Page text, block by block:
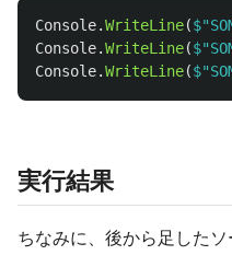
Console.WriteLine(
Console.WriteLine(
Console.WriteLine(
実行結果
ちなみに、後から足した